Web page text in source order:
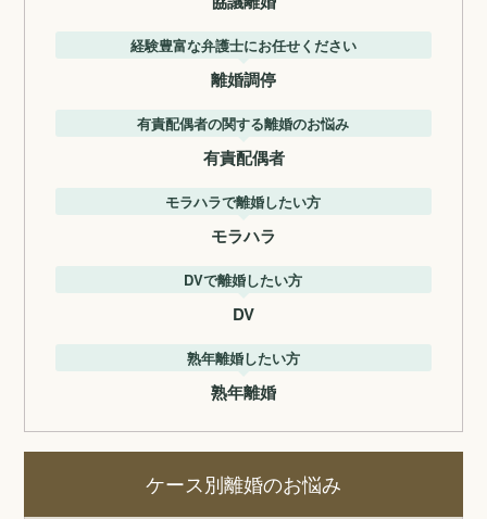
経験豊富な弁護士にお任せください
離婚調停
有責配偶者の関する離婚のお悩み
有責配偶者
モラハラで離婚したい方
モラハラ
DVで離婚したい方
DV
熟年離婚したい方
熟年離婚
ケース別離婚のお悩み